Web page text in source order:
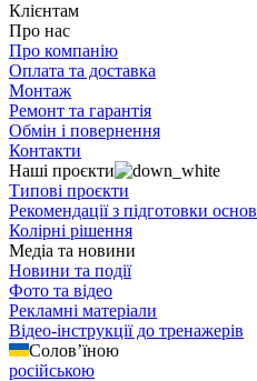
Клієнтам
Про нас
Про компанію
Оплата та доставка
Монтаж
Ремонт та гарантія
Обмін і повернення
Контакти
Наші проєкти
Типові проєкти
Рекомендації з підготовки основ
Колірні рішення
Медіа та новини
Новини та події
Фото та відео
Рекламні матеріали
Відео-інструкції до тренажерів
Солов’їною
російською